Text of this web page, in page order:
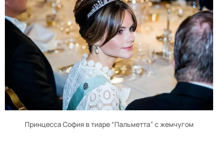
Принцесса София в тиаре “Пальметта” с жемчугом